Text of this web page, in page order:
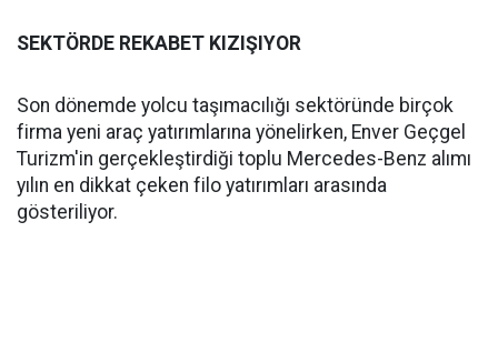
SEKTÖRDE REKABET KIZIŞIYOR
Son dönemde yolcu taşımacılığı sektöründe birçok
firma yeni araç yatırımlarına yönelirken, Enver Geçgel
Turizm'in gerçekleştirdiği toplu Mercedes-Benz alımı
yılın en dikkat çeken filo yatırımları arasında
gösteriliyor.